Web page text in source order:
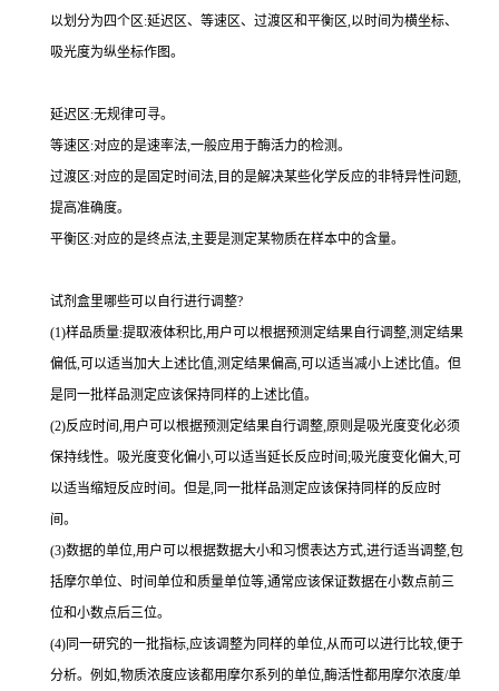
以划分为四个区:延迟区、等速区、过渡区和平衡区,以时间为横坐标、
吸光度为纵坐标作图。
延迟区:无规律可寻。
等速区:对应的是速率法,一般应用于酶活力的检测。
过渡区:对应的是固定时间法,目的是解决某些化学反应的非特异性问题,
提高准确度。
平衡区:对应的是终点法,主要是测定某物质在样本中的含量。
试剂盒里哪些可以自行进行调整?
(1)样品质量:提取液体积比,用户可以根据预测定结果自行调整,测定结果
偏低,可以适当加大上述比值,测定结果偏高,可以适当减小上述比值。但
是同一批样品测定应该保持同样的上述比值。
(2)反应时间,用户可以根据预测定结果自行调整,原则是吸光度变化必须
保持线性。吸光度变化偏小,可以适当延长反应时间;吸光度变化偏大,可
以适当缩短反应时间。但是,同一批样品测定应该保持同样的反应时
间。
(3)数据的单位,用户可以根据数据大小和习惯表达方式,进行适当调整,包
括摩尔单位、时间单位和质量单位等,通常应该保证数据在小数点前三
位和小数点后三位。
(4)同一研究的一批指标,应该调整为同样的单位,从而可以进行比较,便于
分析。例如,物质浓度应该都用摩尔系列的单位,酶活性都用摩尔浓度/单